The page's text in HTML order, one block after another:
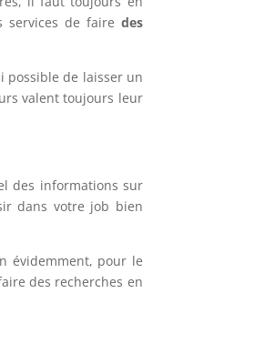
services de faire des
possible de laisser un
valent toujours leur
des informations sur
dans votre job bien
évidemment, pour le
des recherches en